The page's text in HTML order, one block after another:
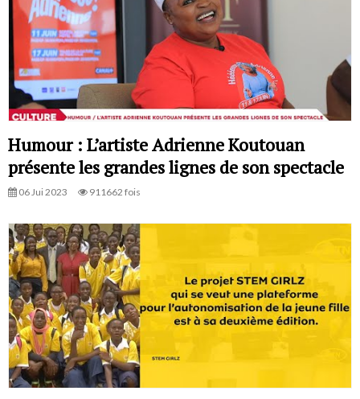
Humour : L’artiste Adrienne Koutouan
présente les grandes lignes de son spectacle
06 Jui 2023 911662 fois